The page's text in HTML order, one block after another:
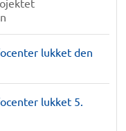
lukket den
lukket 5.